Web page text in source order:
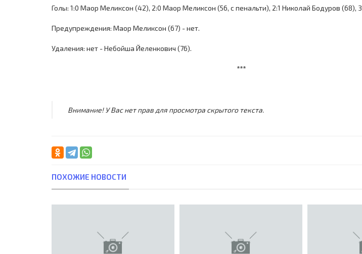
Голы: 1:0 Маор Меликсон (42), 2:0 Маор Меликсон (56, с пенальти), 2:1 Николай Бодуров (68),
Предупреждения: Маор Меликсон (67) - нет.
Удаления: нет - Небойша Йеленкович (76).
***
Внимание! У Вас нет прав для просмотра скрытого текста.
ПОХОЖИЕ НОВОСТИ